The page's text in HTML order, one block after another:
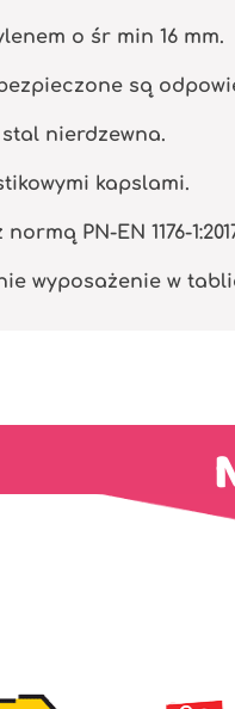
o śr min 16 mm.
są
nierdzewna.
kapslami.
PN-EN 1176-
wyposażenie w